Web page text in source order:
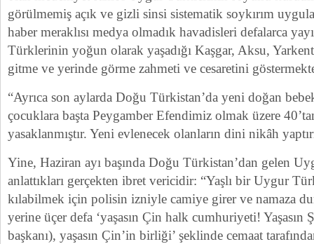
görülmemiş açık ve gizli sinsi sistematik soykırım
haber meraklısı medya olmadık havadisleri defalarca
Türklerinin yoğun olarak yaşadığı Kaşgar, Aksu,
gitme ve yerinde görme zahmeti ve cesaretini
“Ayrıca son aylarda Doğu Türkistan’da yeni doğan
çocuklara başta Peygamber Efendimiz olmak üzere
yasaklanmıştır. Yeni evlenecek olanların dini nikâh
Yine, Haziran ayı başında Doğu Türkistan’dan gelen
anlattıkları gerçekten ibret vericidir: “Yaşlı bir Uygur
kılabilmek için polisin izniyle camiye girer ve namaza
yerine üçer defa ‘yaşasın Çin halk cumhuriyeti!
başkanı), yaşasın Çin’in birliği’ şeklinde cemaat